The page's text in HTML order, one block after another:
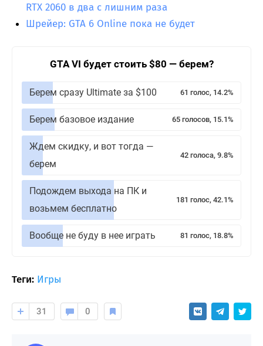
RTX 2060 в два с лишним раза
Шрейер: GTA 6 Online пока не будет
GTA VI будет стоить $80 — берем?
Берем сразу Ultimate за $100 61 голос, 14.2%
Берем базовое издание 65 голосов, 15.1%
Ждем скидку, и вот тогда —
берем
42 голоса, 9.8%
Подождем выхода на ПК и
возьмем бесплатно
181 голос, 42.1%
Вообще не буду в нее играть 81 голос, 18.8%
Теги: Игры
31 0